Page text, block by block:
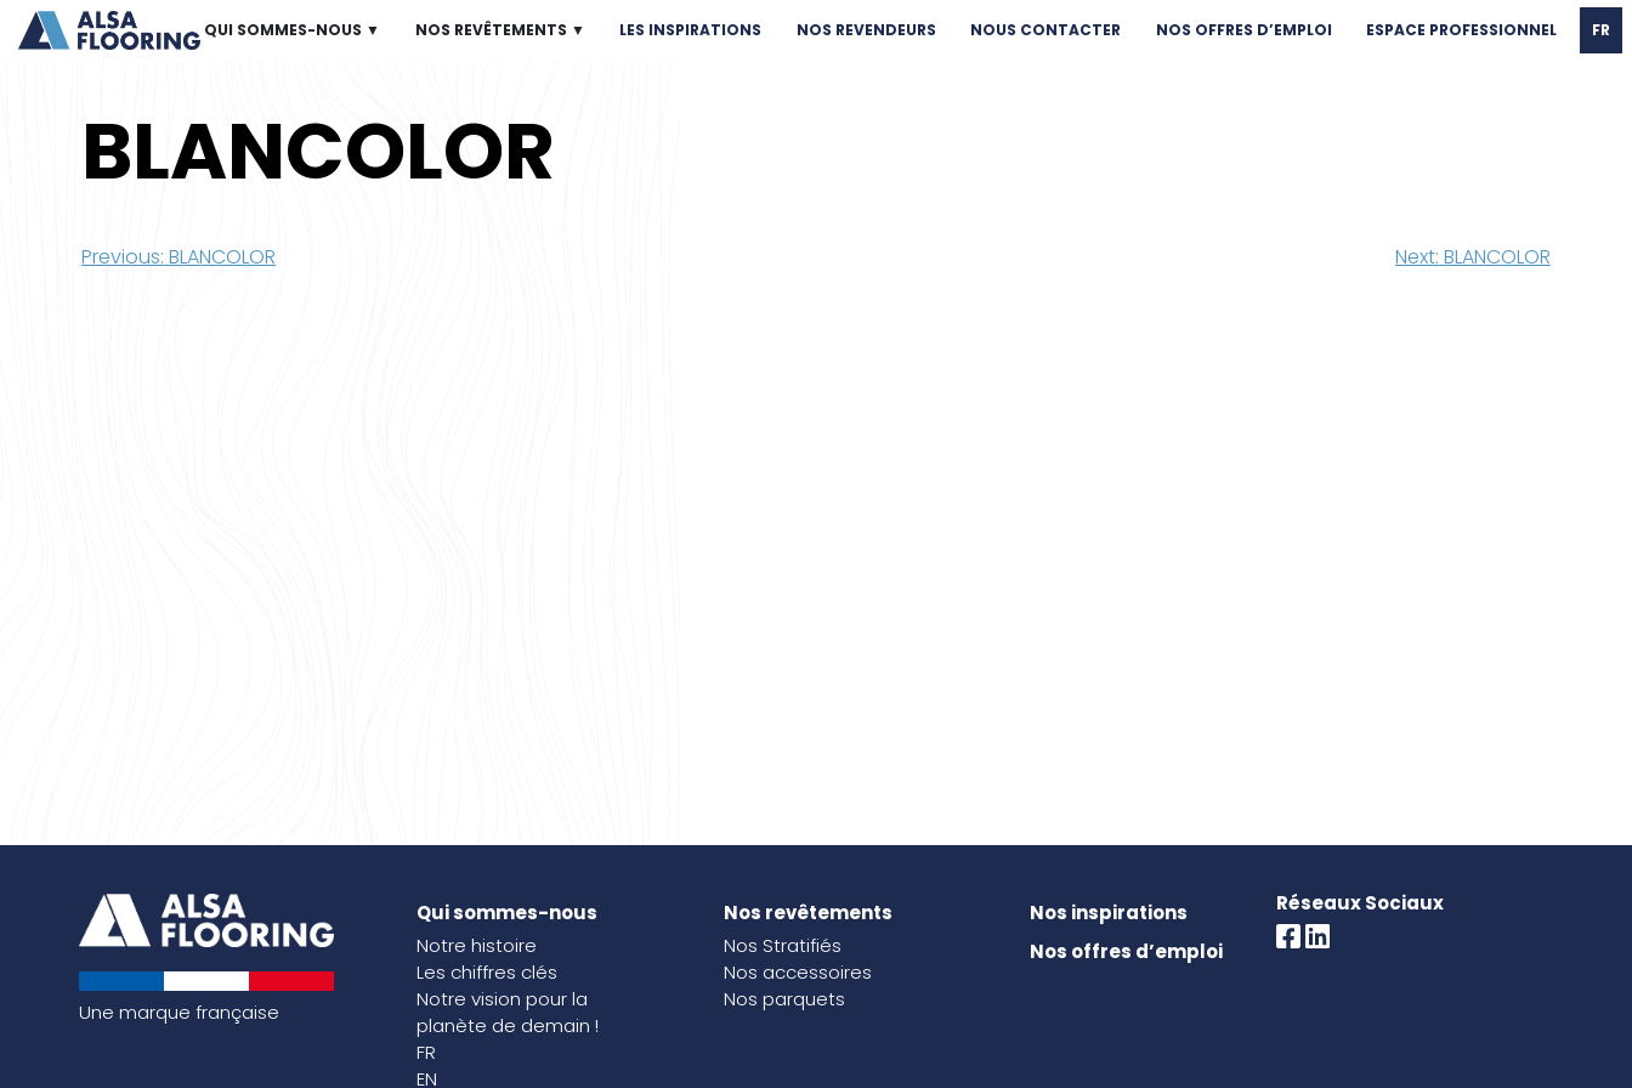
QUI SOMMES-NOUS ▼ NOS REVÊTEMENTS ▼ LES INSPIRATIONS NOS REVENDEURS NOUS CONTACTER NOS OFFRES D’EMPLOI ESPACE PROFESSIONNEL FR
BLANCOLOR
Navigation
Previous: BLANCOLOR Next: BLANCOLOR
Une marque française
Qui sommes-nous
Notre histoire
Les chiffres clés
Notre vision pour la
planète de demain !
FR
EN
Nos revêtements
Nos Stratifiés
Nos accessoires
Nos parquets
Nos inspirations
Nos offres d’emploi
Réseaux Sociaux